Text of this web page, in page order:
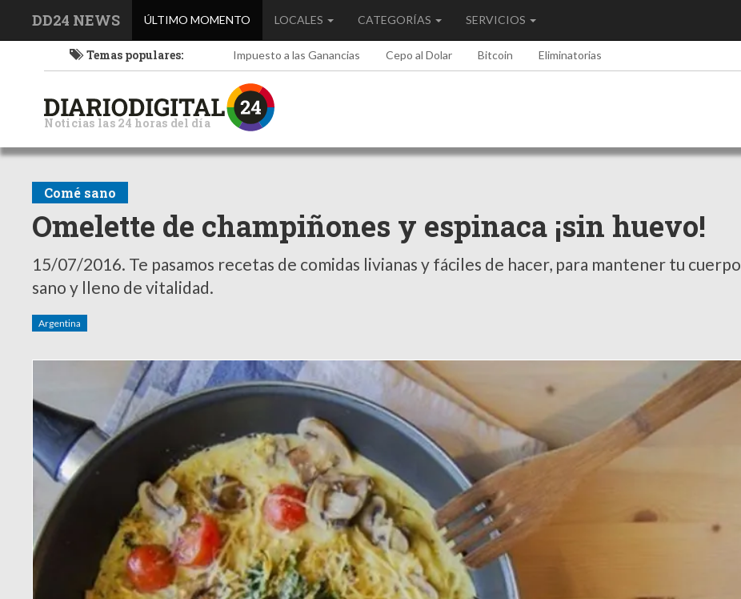
DD24 NEWS ÚLTIMO MOMENTO (current)LOCALES CATEGORÍAS SERVICIOS
Temas populares: Impuesto a las Ganancias Cepo al Dolar Bitcoin Eliminatorias
Noticias las 24 horas del día
Comé sano
Omelette de champiñones y espinaca ¡sin huevo!
15/07/2016. Te pasamos recetas de comidas livianas y fáciles de hacer, para mantener tu cuerpo
sano y lleno de vitalidad.
Argentina